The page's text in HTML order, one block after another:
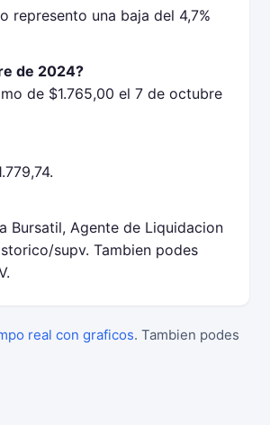
represento una baja del 4,7%
de 2024?
de $1.765,00 el 7 de octubre
Bursatil, Agente de Liquidacion
supv. Tambien podes
real con graficos. Tambien podes